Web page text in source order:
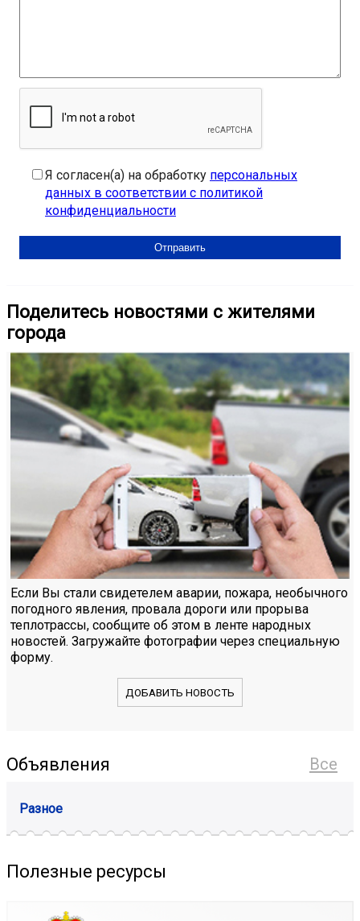
Я согласен(а) на обработку персональных
данных в соответствии с политикой
конфиденциальности
Поделитесь новостями с жителями
города
Если Вы стали свидетелем аварии, пожара, необычного
погодного явления, провала дороги или прорыва
теплотрассы, сообщите об этом в ленте народных
новостей. Загружайте фотографии через специальную
форму.
ДОБАВИТЬ НОВОСТЬ
Все
Объявления
Разное
Полезные ресурсы